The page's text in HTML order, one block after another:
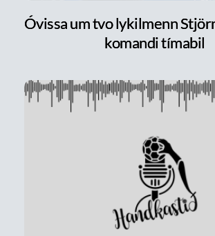
Óvissa um tvo lykilmenn
komandi tímabil